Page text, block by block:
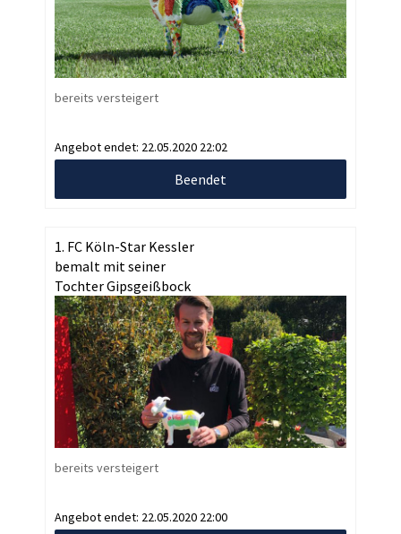
bereits versteigert
Angebot endet: 22.05.2020 22:02
Beendet
1. FC Köln-Star Kessler
bemalt mit seiner
Tochter Gipsgeißbock
bereits versteigert
Angebot endet: 22.05.2020 22:00